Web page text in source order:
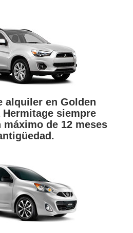
alquiler en Golden
Hermitage siempre
de 12 meses